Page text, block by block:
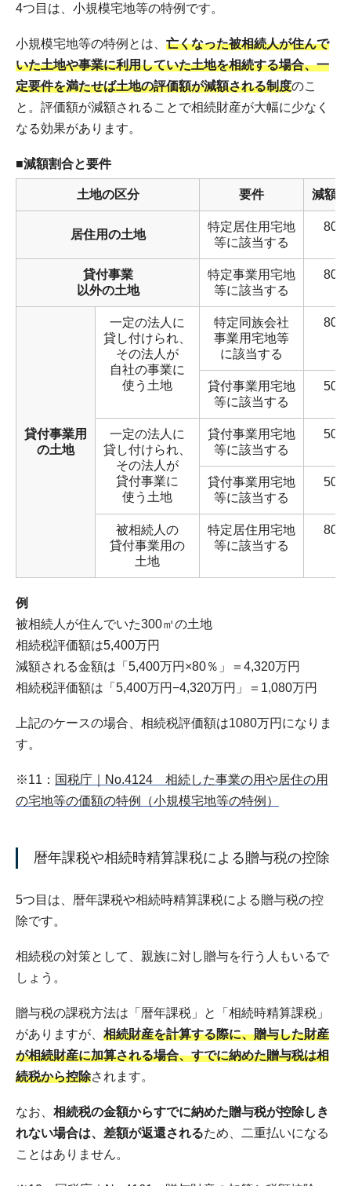
4つ目は、小規模宅地等の特例です。
小規模宅地等の特例とは、 亡くなった被相続人が住んで
いた土地や事業に利用していた土地を相続する場合、一
定要件を満たせば土地の評価額が減額される制度のこ
と。評価額が減額されることで相続財産が大幅に少なく
なる効果があります。
■減額割合と要件
土地の区分 要件 減額
居住用の土地
特定居住用宅地
等に該当する
80％
貸付事業
以外の土地
特定事業用宅地
等に該当する
80％
貸付事業用
の土地
一定の法人に
貸し付けられ、
その法人が
自社の事業に
使う土地
特定同族会社
事業用宅地等
に該当する
80％
貸付事業用宅地
等に該当する
50％
一定の法人に
貸し付けられ、
その法人が
貸付事業に
使う土地
貸付事業用宅地
等に該当する
50％
貸付事業用宅地
等に該当する
50％
被相続人の
貸付事業用の
土地
特定居住用宅地
等に該当する
80％
例
被相続人が住んでいた300㎡の土地
相続税評価額は5,400万円
減額される金額は「5,400万円×80％」＝4,320万円
相続税評価額は「5,400万円−4,320万円」＝1,080万円
上記のケースの場合、相続税評価額は1080万円になりま
す。
※11： 国税庁｜No.4124 相続した事業の用や居住の用
の宅地等の価額の特例（小規模宅地等の特例）
暦年課税や相続時精算課税による贈与税の控除
5つ目は、暦年課税や相続時精算課税による贈与税の控
除です。
相続税の対策として、親族に対し贈与を行う人もいるで
しょう。
贈与税の課税方法は「暦年課税」と「相続時精算課税」
がありますが、 相続財産を計算する際に、贈与した財産
が相続財産に加算される場合、すでに納めた贈与税は相
続税から控除されます。
なお、 相続税の金額からすでに納めた贈与税が控除しき
れない場合は、差額が返還されるため、二重払いになる
ことはありません。